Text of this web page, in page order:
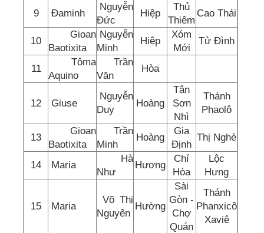
9 Đaminh
Nguyễn
Đức
Hiệp
Thủ
Thiêm
Cao Thái
10
Gioan
Baotixita
Nguyễn
Minh
Hiệp
Xóm
Mới
Tử Đình
11
Tôma
Aquino
Trần
Văn
Hòa
12 Giuse
Nguyễn
Duy
Hoàng
Tân
Sơn
Nhì
Thánh
Phaolô
13
Gioan
Baotixita
Trần
Minh
Hoàng
Gia
Định
Thị Nghè
14 Maria
Hà
Như
Hương
Chí
Hòa
Lộc
Hưng
15 Maria
Võ Thị
Nguyên
Hường
Sài
Gòn -
Chợ
Quán
Thánh
Phanxicô
Xaviê